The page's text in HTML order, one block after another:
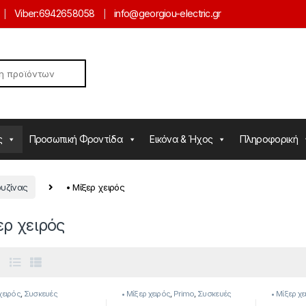
Viber:6942658058 info@georgiou-electric.gr
Προσωπική Φροντίδα Εικόνα & Ήχος Πληροφορική
• Μίξερ χειρός
χειρός
Συσκευές • Μίξερ χειρός Primo Συσκευές
Κουζίνας
• Μίξερ